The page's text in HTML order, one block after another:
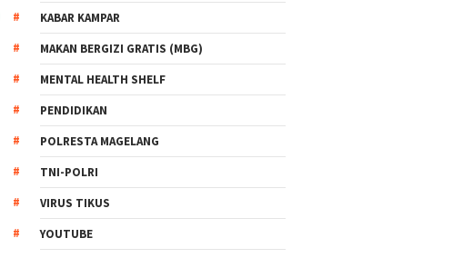
KABAR KAMPAR
MAKAN BERGIZI GRATIS (MBG)
MENTAL HEALTH SHELF
PENDIDIKAN
POLRESTA MAGELANG
TNI-POLRI
VIRUS TIKUS
YOUTUBE